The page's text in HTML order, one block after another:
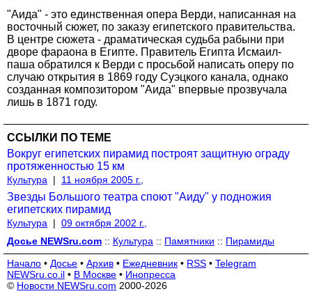
"Аида" - это единственная опера Верди, написанная на
восточный сюжет, по заказу египетского правительства.
В центре сюжета - драматическая судьба рабыни при
дворе фараона в Египте. Правитель Египта Исмаил-
паша обратился к Верди с просьбой написать оперу по
случаю открытия в 1869 году Суэцкого канала, однако
созданная композитором "Аида" впервые прозвучала
лишь в 1871 году.
ССЫЛКИ ПО ТЕМЕ
Вокруг египетских пирамид построят защитную ограду
протяженностью 15 км
Культура | 11 ноября 2005 г.,
Звезды Большого театра споют "Аиду" у подножия
египетских пирамид
Культура | 09 октября 2002 г.,
Досье NEWSru.com :: Культура :: Памятники :: Пирамиды
Начало • Досье • Архив • Ежедневник • RSS • Telegram
NEWSru.co.il • В Москве • Инопресса
© Новости NEWSru.com 2000-2026